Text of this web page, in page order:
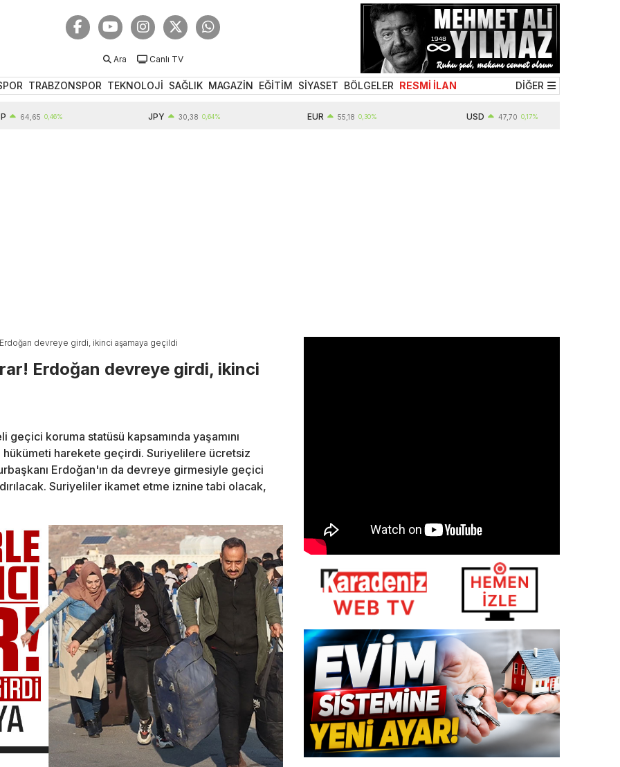
Ara Canlı TV
TRABZONSPOR TEKNOLOJİ SAĞLIK MAGAZİN EĞİTİM SİYASET BÖLGELER RESMİ İLAN DİĞER
0,46% 30,38 0,64% 55,18 0,30% 47,70 0,17%
devreye girdi, ikinci aşamaya geçildi
Erdoğan devreye girdi, ikinci
koruma statüsü kapsamında yaşamını
harekete geçirdi. Suriyelilere ücretsiz
Erdoğan'ın da devreye girmesiyle geçici
Suriyeliler ikamet etme iznine tabi olacak,